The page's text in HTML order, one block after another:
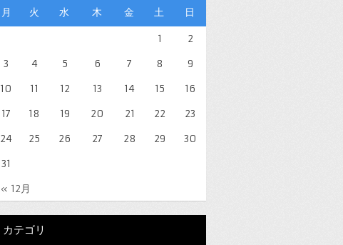
月 火 水 木 金 土 日
« 12月
1
2
3
4 5 6 7 8
9
10
11 12 13 14 15
16
17
18 19 20 21 22
23
24
25 26 27 28 29
30
31
カテゴリ